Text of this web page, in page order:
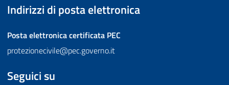
Indirizzi di posta elettronica
Posta elettronica certificata PEC
protezionecivile@pec.governo.it
Seguici su